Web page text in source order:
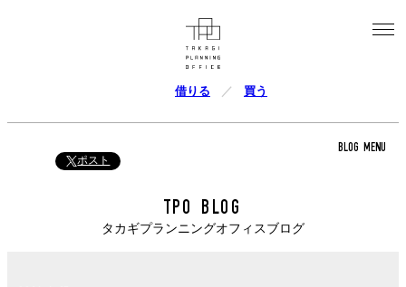
借りる 買う
ポスト
BLOG MENU
TPO BLOG
タカギプランニングオフィスブログ